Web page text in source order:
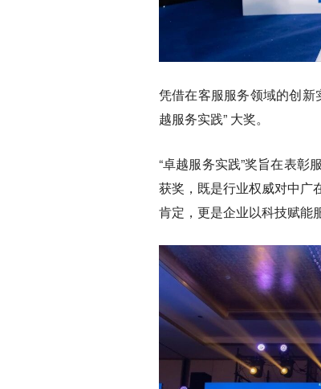
凭借在客服服务领域的创
越服务实践” 大奖。
“卓越服务实践”奖旨在表彰
获奖，既是行业权威对中广
肯定，更是企业以科技赋能